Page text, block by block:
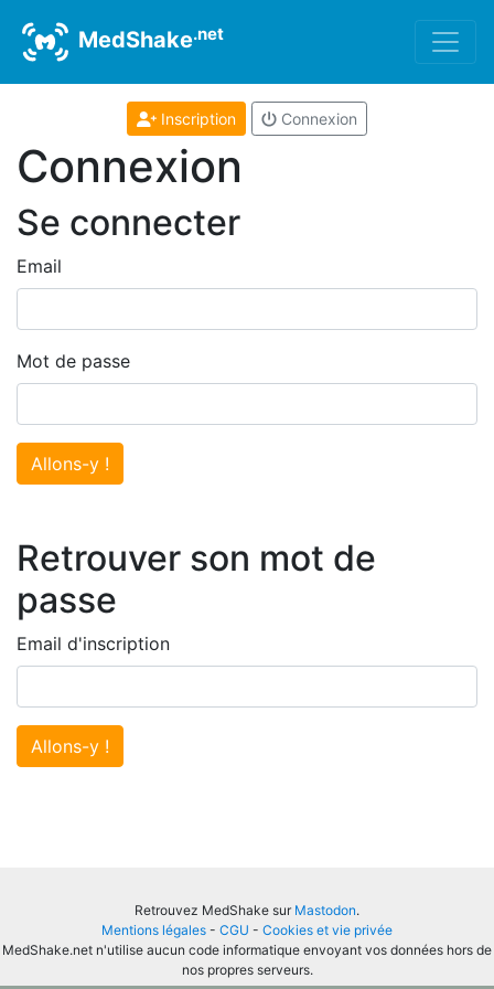
MedShake.net
Inscription Connexion
Connexion
Se connecter
Email
Mot de passe
Allons-y !
Retrouver son mot de
passe
Email d'inscription
Allons-y !
Retrouvez MedShake sur Mastodon.
Mentions légales - CGU - Cookies et vie privée
MedShake.net n'utilise aucun code informatique envoyant vos données hors de
nos propres serveurs.